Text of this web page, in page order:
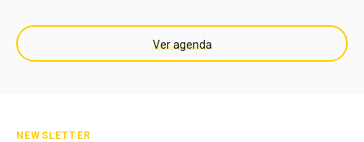
Ver agenda
NEWSLETTER